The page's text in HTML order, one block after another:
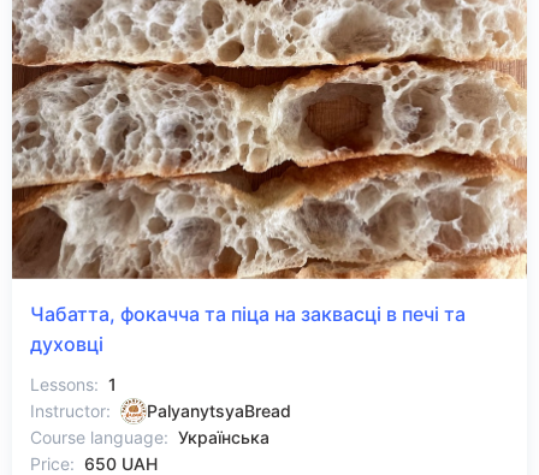
Чабатта, фокачча та піца на заквасці в печі та
духовці
Lessons: 1
Instructor:
PalyanytsyaBread
Course language: Українська
Price: 650 UAH